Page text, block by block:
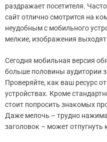
раздражает посетителя.
сайт отлично смотрится на
неудобным с мобильного
мелкие, изображения
Сегодня мобильная версия
больше половины аудитории
Проверяйте, как ваш ресурс
устройствах. Кроме
стоит попросить знакомых
Даже мелочь – трудно
заголовок – может отпугнуть